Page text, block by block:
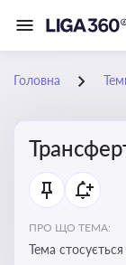
Головна
ПРО ЩО ТЕМА:
Тема стосується